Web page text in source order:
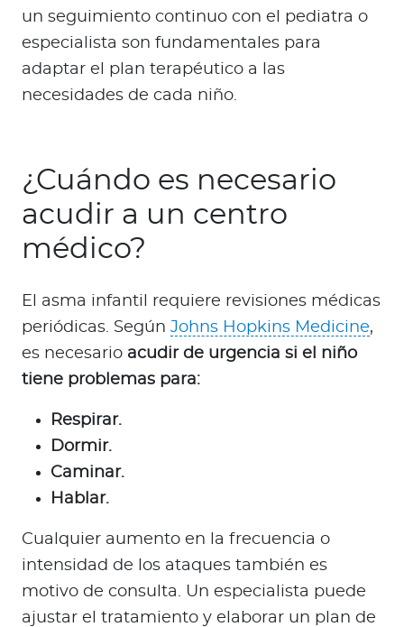
un seguimiento continuo con el pediatra o
especialista son fundamentales para
adaptar el plan terapéutico a las
necesidades de cada niño.
¿Cuándo es necesario
acudir a un centro
médico?
El asma infantil requiere revisiones médicas
periódicas. Según Johns Hopkins Medicine,
es necesario acudir de urgencia si el niño
tiene problemas para:
Respirar.
Dormir.
Caminar.
Hablar.
Cualquier aumento en la frecuencia o
intensidad de los ataques también es
motivo de consulta. Un especialista puede
ajustar el tratamiento y elaborar un plan de